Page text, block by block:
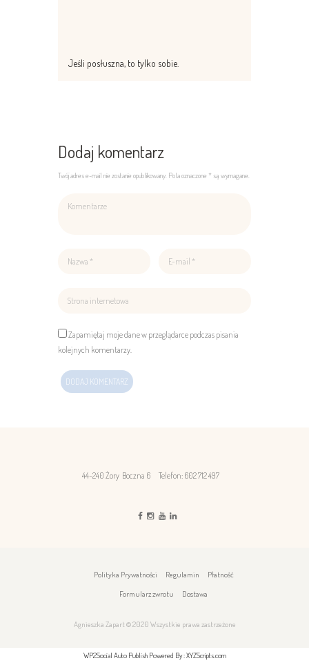
Jeśli posłuszna, to tylko sobie.
Dodaj komentarz
Twój adres e-mail nie zostanie opublikowany. Pola oznaczone * są wymagane.
Zapamiętaj moje dane w przeglądarce podczas pisania
kolejnych komentarzy.
Telefon: 602 712 497
44-240 Żory Boczna 6
Polityka Prywatności Regulamin
Płatność
Formularz zwrotu
Dostawa
Agnieszka Zapart © 2020 Wszystkie prawa zastrzeżone
WP2Social Auto Publish Powered By : XYZScripts.com